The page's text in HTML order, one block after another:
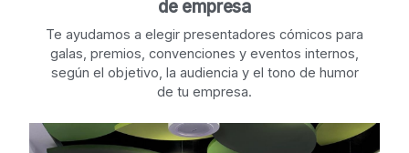
de empresa
Te ayudamos a elegir presentadores cómicos para
galas, premios, convenciones y eventos internos,
según el objetivo, la audiencia y el tono de humor
de tu empresa.